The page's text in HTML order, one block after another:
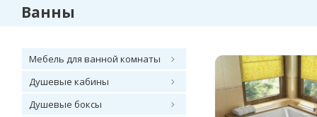
Ванны
Мебель для ванной комнаты
Душевые кабины
Душевые боксы